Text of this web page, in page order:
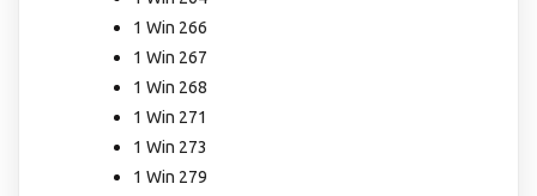
1 Win 266
1 Win 267
1 Win 268
1 Win 271
1 Win 273
1 Win 279